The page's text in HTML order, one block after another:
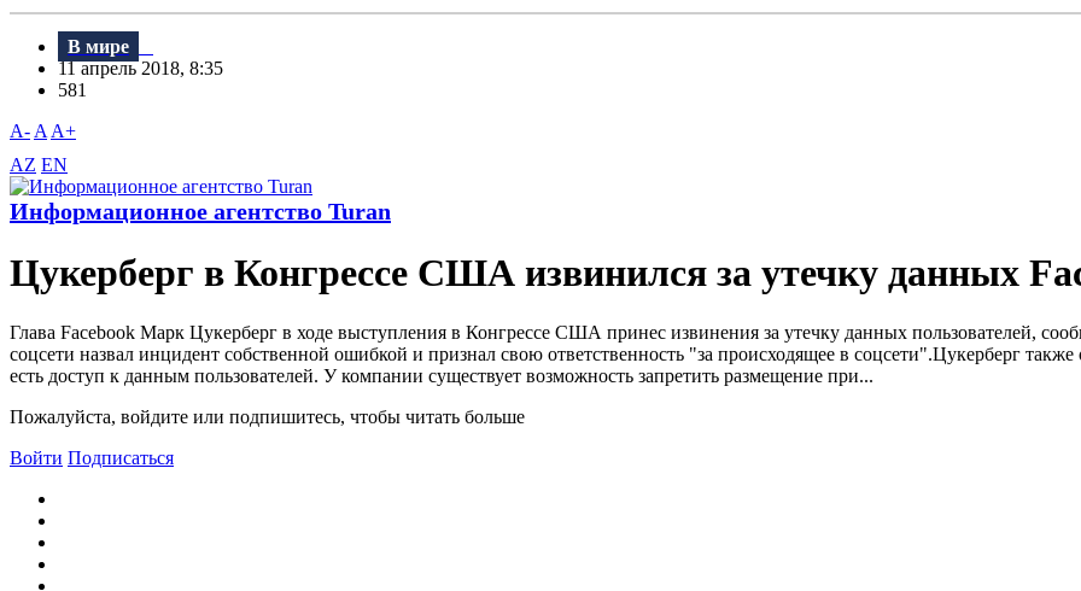
В мире
11 апрель 2018, 8:35
581
A- A A+
AZ EN
Информационное агентство Turan
Цукерберг в Конгрессе США извинился за утечку данных
Глава Facebook Марк Цукерберг в ходе выступления в Конгрессе США принес извинения за утечку данных пользователей,
соцсети назвал инцидент собственной ошибкой и признал свою ответственность "за происходящее в соцсети".Цукерберг
есть доступ к данным пользователей. У компании существует возможность запретить размещение при...
Пожалуйста, войдите или подпишитесь, чтобы читать больше
Войти Подписаться